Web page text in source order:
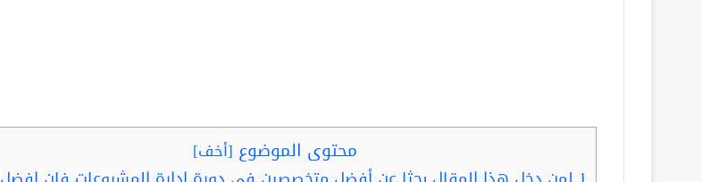
محتوى الموضوع [أخف]